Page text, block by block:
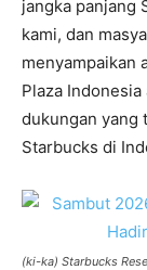
jangka panjang
kami, dan
menyampaikan
Plaza
dukungan yang
Starbucks di
(ki-ka) Starbucks